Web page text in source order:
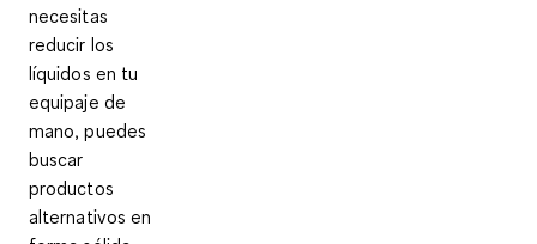
necesitas
reducir los
líquidos en tu
equipaje de
mano, puedes
buscar
productos
alternativos en